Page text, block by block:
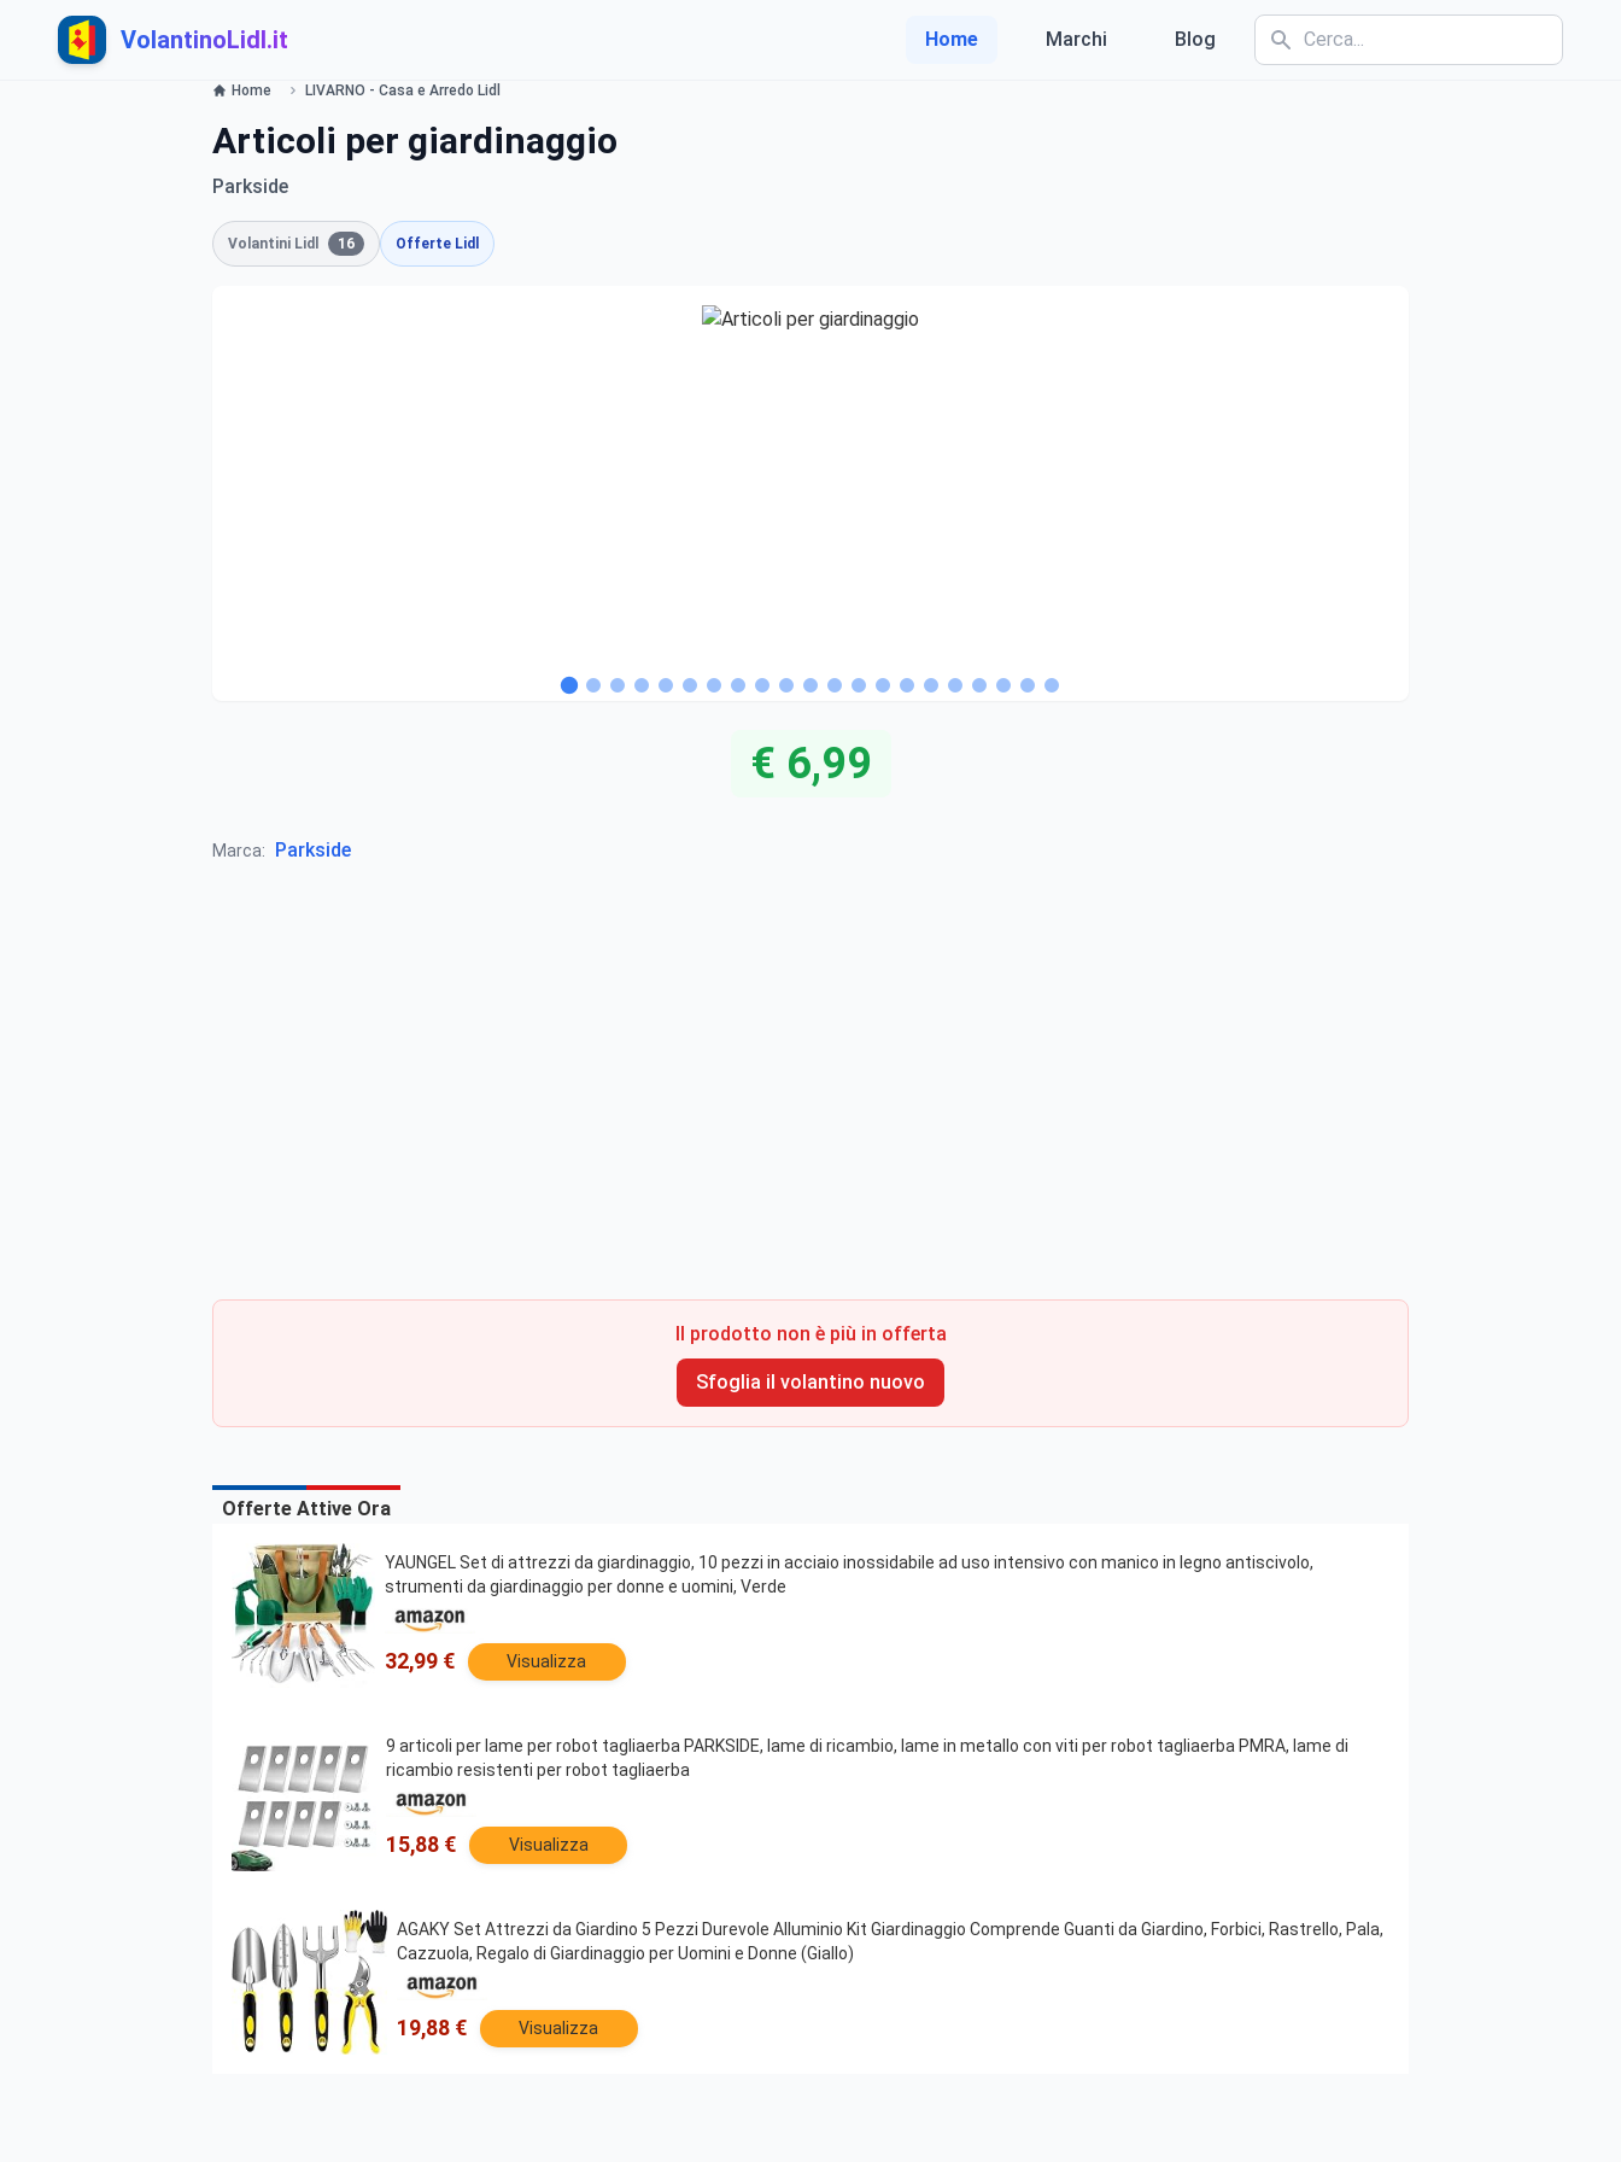
VolantinoLidl.it Home Marchi Blog
Home LIVARNO - Casa e Arredo Lidl
Articoli per giardinaggio
Parkside
Volantini Lidl 16 Offerte Lidl
€ 6,99
Marca: Parkside
Il prodotto non è più in offerta
Sfoglia il volantino nuovo
Offerte Attive Ora
YAUNGEL Set di attrezzi da giardinaggio, 10 pezzi in acciaio inossidabile ad uso intensivo con manico in legno antiscivolo,
strumenti da giardinaggio per donne e uomini, Verde
32,99 € Visualizza
9 articoli per lame per robot tagliaerba PARKSIDE, lame di ricambio, lame in metallo con viti per robot tagliaerba PMRA, lame di
ricambio resistenti per robot tagliaerba
15,88 € Visualizza
AGAKY Set Attrezzi da Giardino 5 Pezzi Durevole Alluminio Kit Giardinaggio Comprende Guanti da Giardino, Forbici, Rastrello, Pala,
Cazzuola, Regalo di Giardinaggio per Uomini e Donne (Giallo)
19,88 € Visualizza